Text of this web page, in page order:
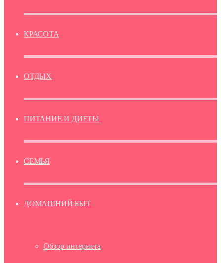
КРАСОТА
ОТДЫХ
ПИТАНИЕ И ДИЕТЫ
СЕМЬЯ
ДОМАШНИЙ БЫТ
Обзор интернета